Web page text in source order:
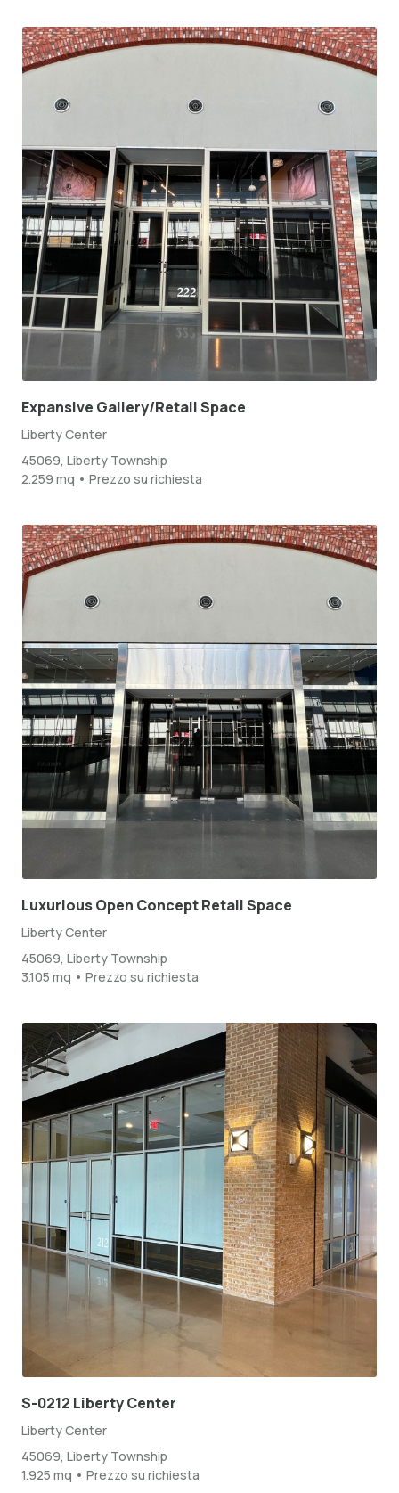
Expansive Gallery/Retail Space
Liberty Center
45069, Liberty Township
2.259 mq • Prezzo su richiesta
Luxurious Open Concept Retail Space
Liberty Center
45069, Liberty Township
3.105 mq • Prezzo su richiesta
S-0212 Liberty Center
Liberty Center
45069, Liberty Township
1.925 mq • Prezzo su richiesta